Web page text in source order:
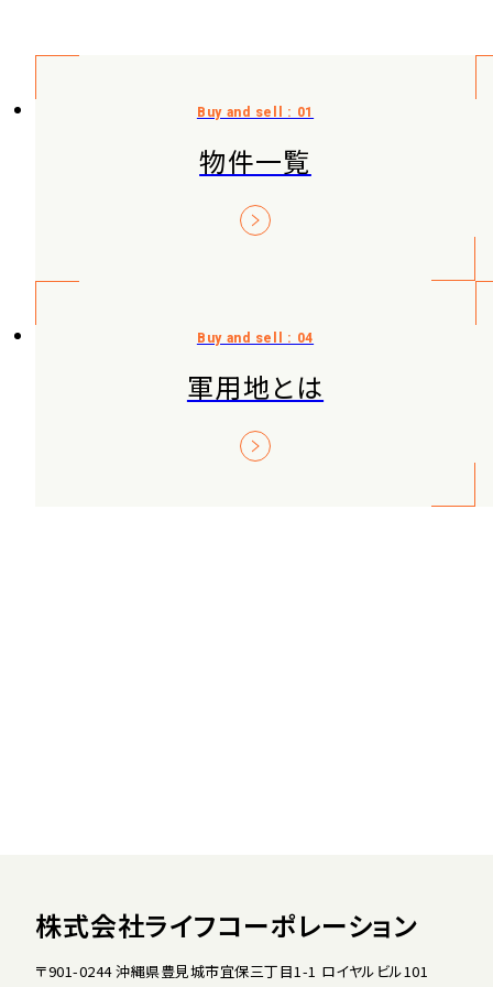
物件一覧
軍用地とは
株式会社ライフコーポレーション
〒901-0244 沖縄県豊見城市宜保三丁目1-1 ロイヤルビル101